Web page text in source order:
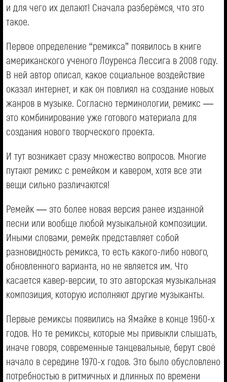
и для чего их делают! Сначала разберёмся, что это
такое.
Первое определение “ремикса” появилось в книге
американского ученого Лоуренса Лессига в 2008 году.
В ней автор описал, какое социальное воздействие
оказал интернет, и как он повлиял на создание новых
жанров в музыке. Согласно терминологии, ремикс —
это комбинирование уже готового материала для
создания нового творческого проекта.
И тут возникает сразу множество вопросов. Многие
путают ремикс с ремейком и кавером, хотя все эти
вещи сильно различаются!
Ремейк — это более новая версия ранее изданной
песни или вообще любой музыкальной композиции.
Иными словами, ремейк представляет собой
разновидность ремикса, то есть какого-либо нового,
обновленного варианта, но не является им. Что
касается кавер-версии, то это авторская музыкальная
композиция, которую исполняют другие музыканты.
Первые ремиксы появились на Ямайке в конце 1960-х
годов. Но те ремиксы, которые мы привыкли слышать,
иначе говоря, современные танцевальные, берут своё
начало в середине 1970-х годов. Это было обусловлено
потребностью в ритмичных и длинных по времени